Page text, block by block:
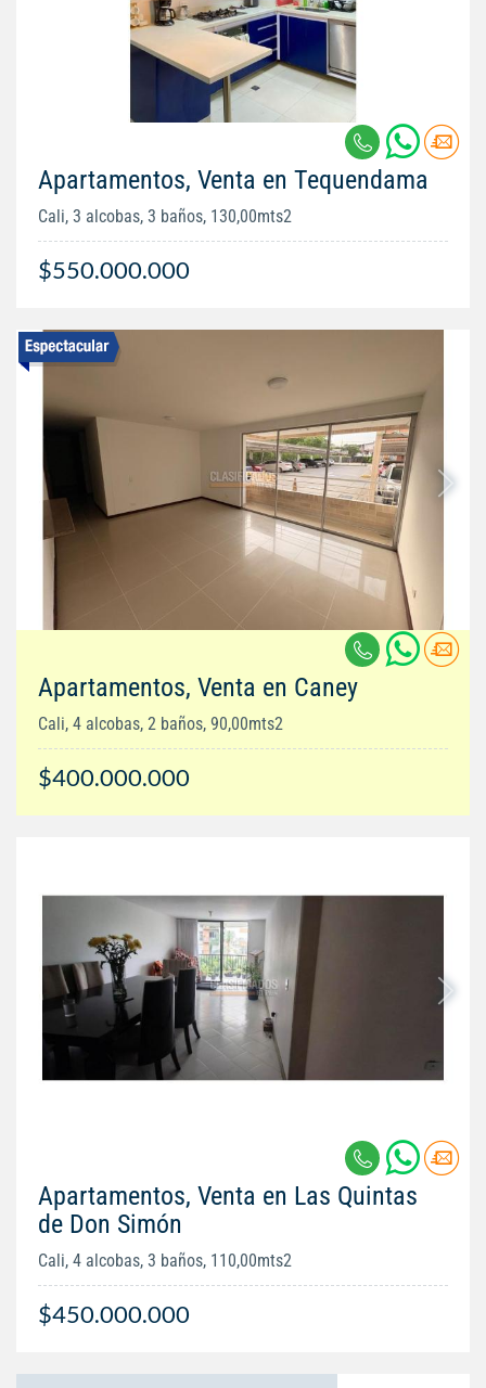
Apartamentos, Venta en Tequendama
Cali, 3 alcobas, 3 baños, 130,00mts2
$550.000.000
Apartamentos, Venta en Caney
Cali, 4 alcobas, 2 baños, 90,00mts2
$400.000.000
Apartamentos, Venta en Las Quintas
de Don Simón
Cali, 4 alcobas, 3 baños, 110,00mts2
$450.000.000